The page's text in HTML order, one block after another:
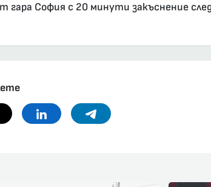
София с 20 минути закъснение
Linkedin Telegram